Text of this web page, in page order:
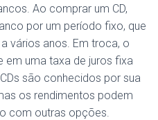
Ao comprar um CD,
por um período fixo, que
vários anos. Em troca, o
em uma taxa de juros fixa
são conhecidos por sua
os rendimentos podem
com outras opções.